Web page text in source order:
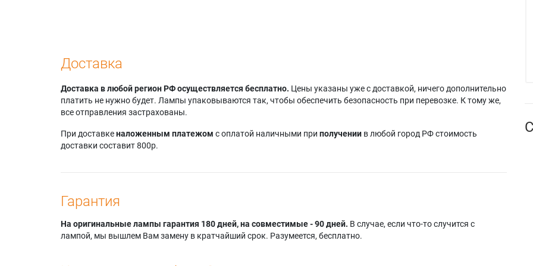
Доставка
Доставка в любой регион РФ осуществляется бесплатно. Цены указаны уже с доставкой, ничего дополнительно
платить не нужно будет. Лампы упаковываются так, чтобы обеспечить безопасность при перевозке. К тому же,
все отправления застрахованы.
При доставкеналоженным платежом с оплатой наличными при получении в любой город РФ стоимость
доставки составит 800р.
Гарантия
На оригинальные лампы гарантия 180 дней, на совместимые - 90 дней. В случае, если что-то случится с
лампой, мы вышлем Вам замену в кратчайший срок. Разумеется, бесплатно.